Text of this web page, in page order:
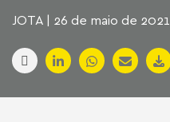
JOTA | 26 de maio de 2021